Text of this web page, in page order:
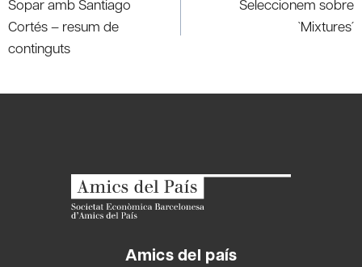
Sopar amb Santiago
Cortés – resum de
continguts
Seleccionem sobre
`Mixtures´
Amics del país